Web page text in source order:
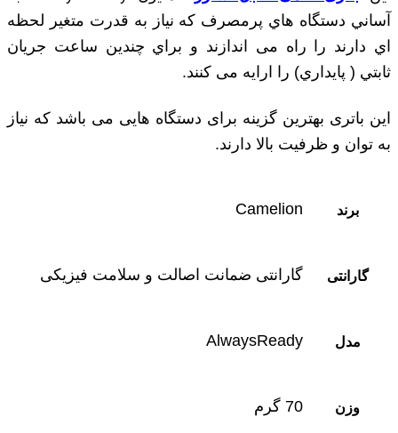
آساني دستگاه هاي پرمصرف که نياز به قدرت متغير لحظه
اي دارند را راه می اندازند و براي چندين ساعت جريان
ثابتي ( پايداري) را ارايه می کنند.
این باتری بهترین گزینه برای دستگاه هایی می باشد که نیاز
به توان و ظرفیت بالا دارند.
برند Camelion
گارانتی گارانتی ضمانت اصالت و سلامت فیزیکی
مدل AlwaysReady
وزن 70 گرم